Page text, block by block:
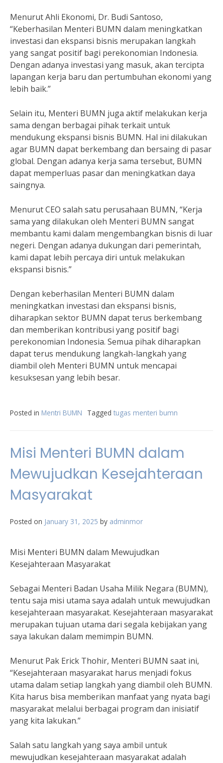
Menurut Ahli Ekonomi, Dr. Budi Santoso,
“Keberhasilan Menteri BUMN dalam meningkatkan
investasi dan ekspansi bisnis merupakan langkah
yang sangat positif bagi perekonomian Indonesia.
Dengan adanya investasi yang masuk, akan tercipta
lapangan kerja baru dan pertumbuhan ekonomi yang
lebih baik.”
Selain itu, Menteri BUMN juga aktif melakukan kerja
sama dengan berbagai pihak terkait untuk
mendukung ekspansi bisnis BUMN. Hal ini dilakukan
agar BUMN dapat berkembang dan bersaing di pasar
global. Dengan adanya kerja sama tersebut, BUMN
dapat memperluas pasar dan meningkatkan daya
saingnya.
Menurut CEO salah satu perusahaan BUMN, “Kerja
sama yang dilakukan oleh Menteri BUMN sangat
membantu kami dalam mengembangkan bisnis di luar
negeri. Dengan adanya dukungan dari pemerintah,
kami dapat lebih percaya diri untuk melakukan
ekspansi bisnis.”
Dengan keberhasilan Menteri BUMN dalam
meningkatkan investasi dan ekspansi bisnis,
diharapkan sektor BUMN dapat terus berkembang
dan memberikan kontribusi yang positif bagi
perekonomian Indonesia. Semua pihak diharapkan
dapat terus mendukung langkah-langkah yang
diambil oleh Menteri BUMN untuk mencapai
kesuksesan yang lebih besar.
Posted in Mentri BUMN Tagged tugas menteri bumn
Misi Menteri BUMN dalam
Mewujudkan Kesejahteraan
Masyarakat
Posted on January 31, 2025 by adminmor
Misi Menteri BUMN dalam Mewujudkan
Kesejahteraan Masyarakat
Sebagai Menteri Badan Usaha Milik Negara (BUMN),
tentu saja misi utama saya adalah untuk mewujudkan
kesejahteraan masyarakat. Kesejahteraan masyarakat
merupakan tujuan utama dari segala kebijakan yang
saya lakukan dalam memimpin BUMN.
Menurut Pak Erick Thohir, Menteri BUMN saat ini,
“Kesejahteraan masyarakat harus menjadi fokus
utama dalam setiap langkah yang diambil oleh BUMN.
Kita harus bisa memberikan manfaat yang nyata bagi
masyarakat melalui berbagai program dan inisiatif
yang kita lakukan.”
Salah satu langkah yang saya ambil untuk
mewujudkan kesejahteraan masyarakat adalah